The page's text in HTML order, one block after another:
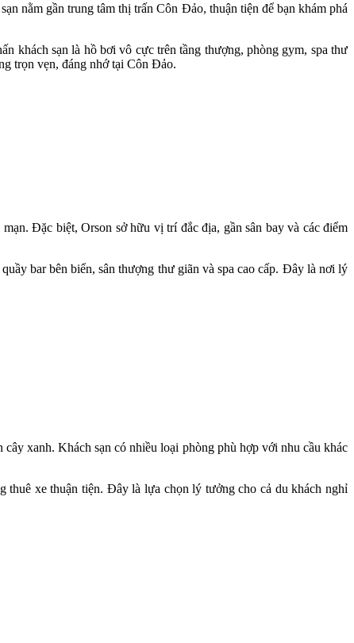
nằm gần trung tâm thị trấn Côn Đảo, thuận tiện để bạn khám phá
khách sạn là hồ bơi vô cực trên tầng thượng, phòng gym, spa thư
trọn vẹn, đáng nhớ tại Côn Đảo.
Đặc biệt, Orson sở hữu vị trí đắc địa, gần sân bay và các điểm
bar bên biển, sân thượng thư giãn và spa cao cấp. Đây là nơi lý
xanh. Khách sạn có nhiều loại phòng phù hợp với nhu cầu khác
thuê xe thuận tiện. Đây là lựa chọn lý tưởng cho cả du khách nghỉ